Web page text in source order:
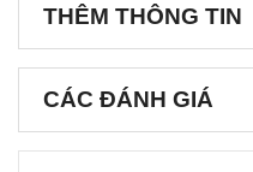
THÊM THÔNG TIN
CÁC ĐÁNH GIÁ